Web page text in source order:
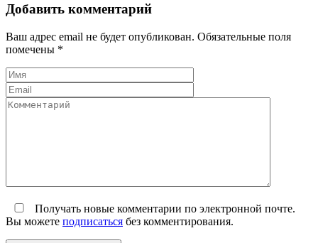
Добавить комментарий
Ваш адрес email не будет опубликован. Обязательные поля
помечены *
Получать новые комментарии по электронной почте.
Вы можете подписаться без комментирования.